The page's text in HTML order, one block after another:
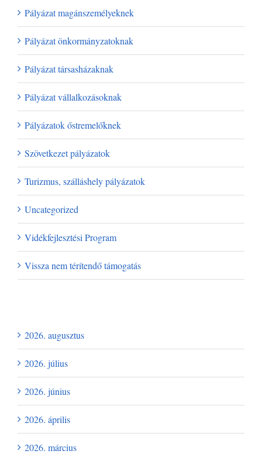
Pályázat magánszemélyeknek
Pályázat önkormányzatoknak
Pályázat társasházaknak
Pályázat vállalkozásoknak
Pályázatok őstremelőknek
Szövetkezet pályázatok
Turizmus, szálláshely pályázatok
Uncategorized
Vidékfejlesztési Program
Vissza nem térítendő támogatás
2026. augusztus
2026. július
2026. június
2026. április
2026. március